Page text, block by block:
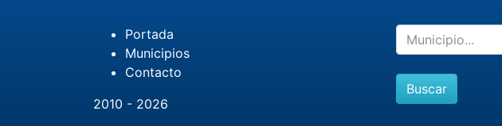
Portada
Municipios
Contacto
2010 - 2026
Buscar